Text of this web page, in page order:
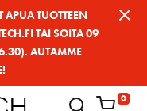
APUA TUOTTEEN
TAI SOITA 09
AUTAMME
0